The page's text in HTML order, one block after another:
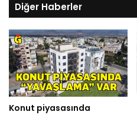
Diğer Haberler
Konut piyasasında